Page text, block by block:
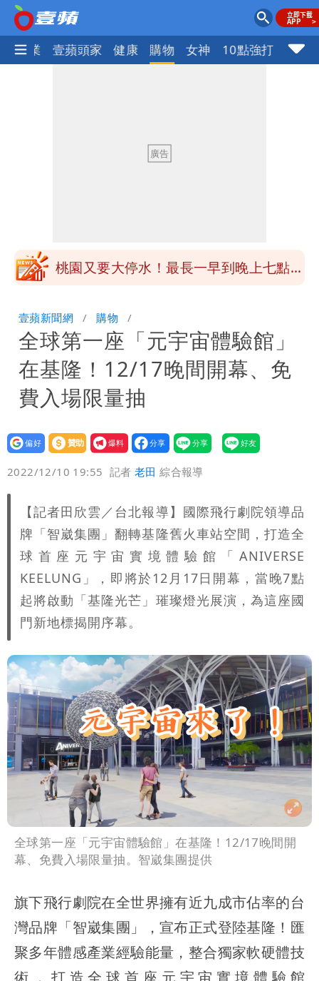
標企業 壹蘋頭家 健康 購物 女神 10點強打
男裁判勒令女選手「解衣」檢查
揮別9年演藝圈 女演員當「全職運將」
回1句笑翻10萬人
桃園又要大停水！最長一早到晚上七點都
「洗腦台灣人兩觀念」
女生一對A錯了嗎？環法女子自由車賽
男裁判勒令女選手「解衣」檢查
揮別9年演藝圈 女演員當「全職運將」
公布收入比拍戲賺更多
壹蘋新聞網 購物
全球第一座「元宇宙體驗館」
在基隆！12/17晚間開幕、免
費入場限量抽
設為
贊助
我要
爆料
2022/12/10 19:55 記者老田 綜合報導
【記者田欣雲／台北報導】國際飛行劇院領導品
牌「智崴集團」翻轉基隆舊火車站空間，打造全
球首座元宇宙實境體驗館「ANIVERSE
KEELUNG」，即將於12月17日開幕，當晚7點
起將啟動「基隆光芒」璀璨燈光展演，為這座國
門新地標揭開序幕。
全球第一座「元宇宙體驗館」在基隆！12/17晚間開
幕、免費入場限量抽。智崴集團提供
旗下飛行劇院在全世界擁有近九成市佔率的台
灣品牌「智崴集團」，宣布正式登陸基隆！匯
聚多年體感產業經驗能量，整合獨家軟硬體技
術，打造全球首座元宇宙實境體驗館